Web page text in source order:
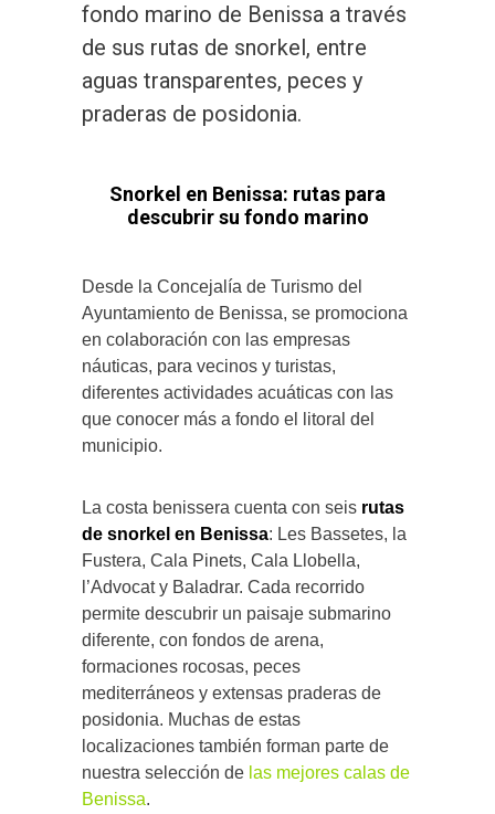
fondo marino de Benissa a través
de sus rutas de snorkel, entre
aguas transparentes, peces y
praderas de posidonia.
Snorkel en Benissa: rutas para
descubrir su fondo marino
Desde la Concejalía de Turismo del
Ayuntamiento de Benissa, se promociona
en colaboración con las empresas
náuticas, para vecinos y turistas,
diferentes actividades acuáticas con las
que conocer más a fondo el litoral del
municipio.
La costa benissera cuenta con seis rutas
de snorkel en Benissa: Les Bassetes, la
Fustera, Cala Pinets, Cala Llobella,
l’Advocat y Baladrar. Cada recorrido
permite descubrir un paisaje submarino
diferente, con fondos de arena,
formaciones rocosas, peces
mediterráneos y extensas praderas de
posidonia. Muchas de estas
localizaciones también forman parte de
nuestra selección de las mejores calas de
Benissa.